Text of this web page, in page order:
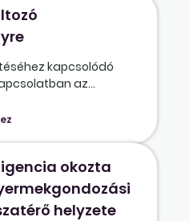
kapcsolódó
az...
okozta
helyzete